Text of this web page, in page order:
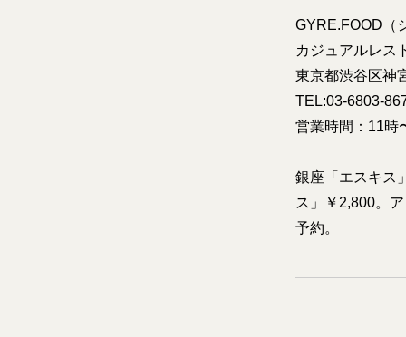
GYRE.FOOD（
カジュアルレス
東京都渋谷区神
TEL:03-6803-
営業時間：11時
銀座「エスキス
ス」￥2,800。
予約。